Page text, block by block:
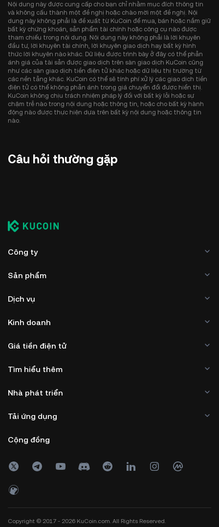
Nội dung này được cung cấp cho bạn chỉ nhằm mục đích thông tin
và không cấu thành một đề nghị hoặc chào mời một đề nghị. Nội
dung này không phải là đề xuất từ KuCoin để mua, bán hoặc nắm giữ
bất kỳ chứng khoán, sản phẩm tài chính hoặc công cụ nào được
tham chiếu trong nội dung. Nội dung này không phải là lời khuyên
đầu tư, lời khuyên tài chính, lời khuyên giao dịch hay bất kỳ hình
thức lời khuyên nào khác. Dữ liệu được trình bày ở đây có thể phản
ánh giá của tài sản được giao dịch trên sàn giao dịch KuCoin cũng
như các sàn giao dịch tiền điện tử khác hoặc dữ liệu thị trường từ
các nền tảng khác. KuCoin có thể sẽ tính phí xử lý các giao dịch tiền
điện tử có thể không phản ánh trong giá chuyển đổi được hiển thị.
KuCoin không chịu trách nhiệm pháp lý đối với bất kỳ lỗi hoặc sự
chậm trễ nào trong nội dung hoặc thông tin, hoặc cho bất kỳ hành
động nào được thực hiện dựa trên bất kỳ nội dung hoặc thông tin
nào.
Câu hỏi thường gặp
Công ty
Sản phẩm
Dịch vụ
Kinh doanh
Giá tiền điện tử
Tìm hiểu thêm
Nhà phát triển
Tải ứng dụng
Cộng đồng
Copyright © 2017 - 2026 KuCoin.com. All Rights Reserved.